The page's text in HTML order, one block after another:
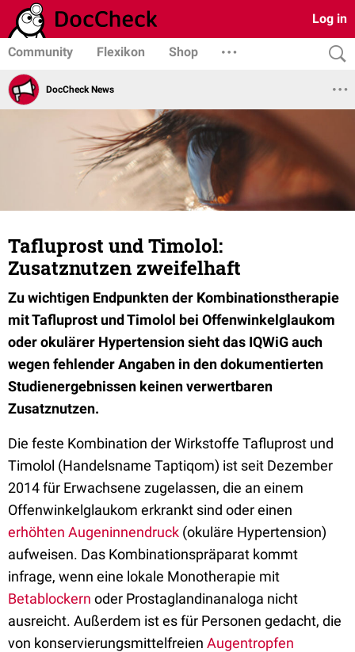
Log in
Community Flexikon Shop
DocCheck News
Tafluprost und Timolol:
Zusatznutzen zweifelhaft
Zu wichtigen Endpunkten der Kombinationstherapie
mit Tafluprost und Timolol bei Offenwinkelglaukom
oder okulärer Hypertension sieht das IQWiG auch
wegen fehlender Angaben in den dokumentierten
Studienergebnissen keinen verwertbaren
Zusatznutzen.
Die feste Kombination der Wirkstoffe Tafluprost und
Timolol (Handelsname Taptiqom) ist seit Dezember
2014 für Erwachsene zugelassen, die an einem
Offenwinkelglaukom erkrankt sind oder einen
erhöhten Augeninnendruck (okuläre Hypertension)
aufweisen. Das Kombinationspräparat kommt
infrage, wenn eine lokale Monotherapie mit
Betablockern oder Prostaglandinanaloga nicht
ausreicht. Außerdem ist es für Personen gedacht, die
von konservierungsmittelfreien Augentropfen